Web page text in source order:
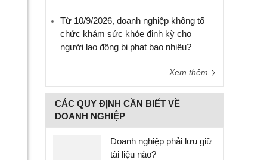
Từ 10/9/2026, doanh nghiệp không tổ
chức khám sức khỏe định kỳ cho
người lao động bị phạt bao nhiêu?
Xem thêm
CÁC QUY ĐỊNH CẦN BIẾT VỀ
DOANH NGHIỆP
Doanh nghiệp phải lưu giữ
tài liệu nào?